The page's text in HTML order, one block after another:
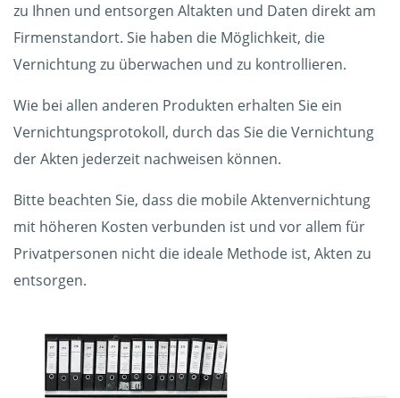
zu Ihnen und entsorgen Altakten und Daten direkt am
Firmenstandort. Sie haben die Möglichkeit, die
Vernichtung zu überwachen und zu kontrollieren.
Wie bei allen anderen Produkten erhalten Sie ein
Vernichtungsprotokoll, durch das Sie die Vernichtung
der Akten jederzeit nachweisen können.
Bitte beachten Sie, dass die mobile Aktenvernichtung
mit höheren Kosten verbunden ist und vor allem für
Privatpersonen nicht die ideale Methode ist, Akten zu
entsorgen.